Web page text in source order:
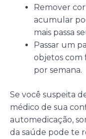
Remover
acumular
mais passa
Passar um
objetos com
por semana.
Se você suspeita
médico de sua
automedicação,
da saúde pode te